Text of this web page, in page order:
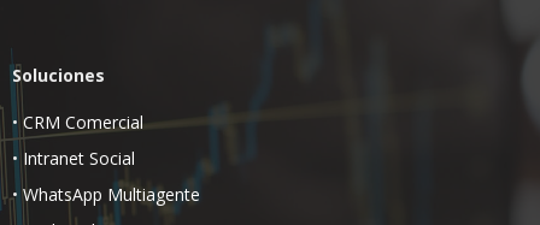
Soluciones
•CRM Comercial
• Intranet Social
• WhatsApp Multiagente